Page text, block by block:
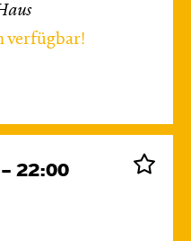
verfügbar!
22:00